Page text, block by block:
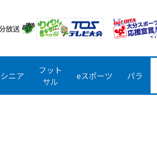
シニア
フット
サル
eスポーツ パラ